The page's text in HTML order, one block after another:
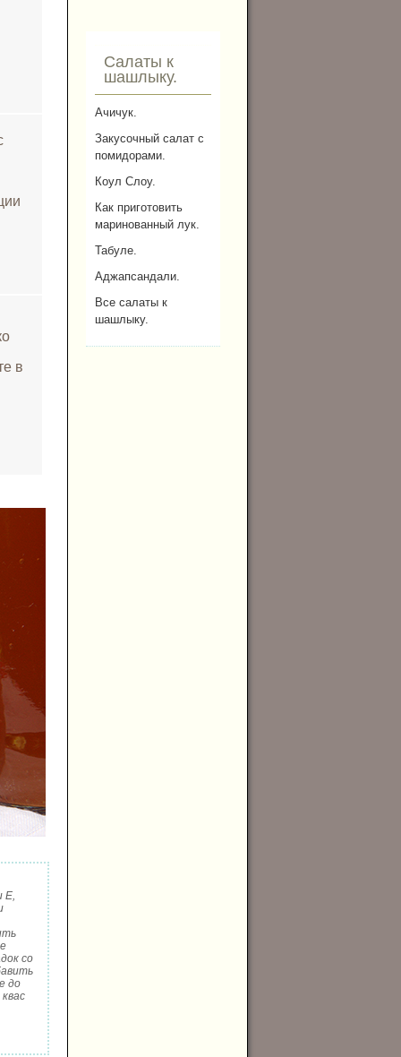
Салаты к
шашлыку.
Ачичук.
Закусочный салат с
помидорами.
Коул Слоу.
Как приготовить
маринованный лук.
Табуле.
Аджапсандали.
Все салаты к
шашлыку.
в
Е,
со
до